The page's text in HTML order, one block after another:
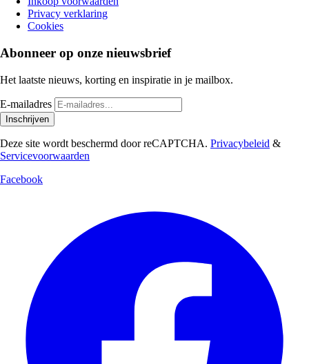
Privacy verklaring
Cookies
Abonneer op onze nieuwsbrief
Het laatste nieuws, korting en inspiratie in je mailbox.
E-mailadres
Inschrijven
Deze site wordt beschermd door reCAPTCHA. Privacybeleid &
Servicevoorwaarden
Facebook